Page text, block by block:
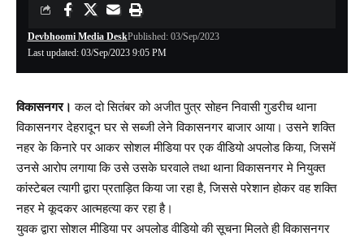
Last updated: 03/Sep/2023 9:05 PM
Devbhoomi Media DeskPublished: 03/Sep/2023
विकासनगर। कल दो सितंबर को अजीत पुत्र सोहन निवासी गुडरीच थाना
विकासनगर देहरादून घर से सब्जी लेने विकासनगर बाजार आया। उसने शक्ति
नहर के किनारे पर आकर सोशल मीडिया पर एक वीडियो अपलोड किया, जिसमें
उनसे आरोप लगाया कि उसे उसके घरवाले तथा थाना विकासनगर मे नियुक्त
कांस्टेबल त्यागी द्वारा प्रताड़ित किया जा रहा है, जिससे परेशान होकर वह शक्ति
नहर मे कूदकर आत्महत्या कर रहा है।
युवक द्वारा सोशल मीडिया पर अपलोड वीडियो की सूचना मिलते ही विकासनगर